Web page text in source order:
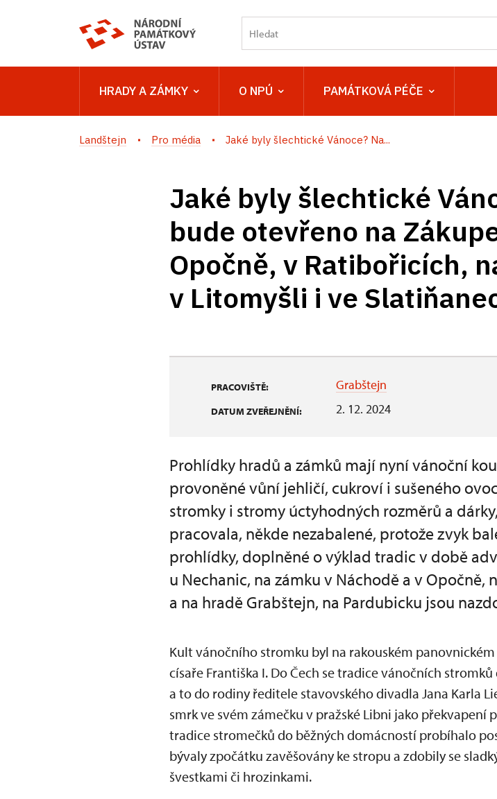
HRADY A ZÁMKY O NPÚ PAMÁTKOVÁ PÉČE
Landštejn Pro média Jaké byly šlechtické Vánoce? Na...
Jaké byly šlechtické
bude otevřeno na
Opočně, v Ratibořicích,
v Litomyšli i ve
PRACOVIŠTĚ: Grabštejn
DATUM ZVEŘEJNĚNÍ: 2. 12. 2024
Prohlídky hradů a zámků mají nyní vánoční
provoněné vůní jehličí, cukroví i sušeného
stromky i stromy úctyhodných rozměrů a
pracovala, někde nezabalené, protože zvyk
prohlídky, doplněné o výklad tradic v době
u Nechanic, na zámku v Náchodě a v Opočně,
a na hradě Grabštejn, na Pardubicku jsou
Kult vánočního stromku byl na rakouském
císaře Františka I. Do Čech se tradice vánočních
a to do rodiny ředitele stavovského divadla Jana Karla
smrk ve svém zámečku v pražské Libni jako překvapení
tradice stromečků do běžných domácností probíhalo
bývaly zpočátku zavěšovány ke stropu a zdobily se
švestkami či hrozinkami.